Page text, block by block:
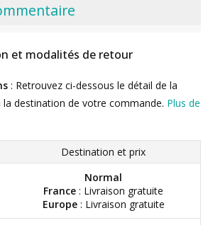
et modalités de retour
: Retrouvez ci-dessous le détail de la
destination de votre commande. Plus de
Destination et prix
Normal
France : Livraison gratuite
Europe: Livraison gratuite